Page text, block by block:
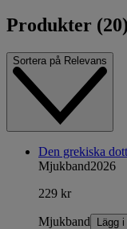
Produkter (20)
Sortera på Relevans
Den grekiska
Mjukband2026
229 kr
Mjukband Lägg